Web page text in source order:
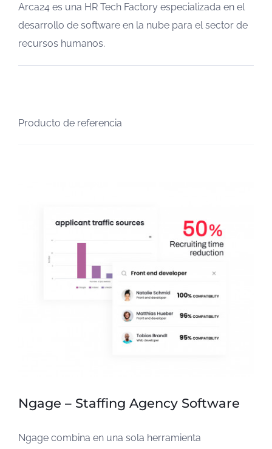
Arca24 es una HR Tech Factory especializada en el
desarrollo de software en la nube para el sector de
recursos humanos.
Producto de referencia
Ngage – Staffing Agency Software
Ngage combina en una sola herramienta